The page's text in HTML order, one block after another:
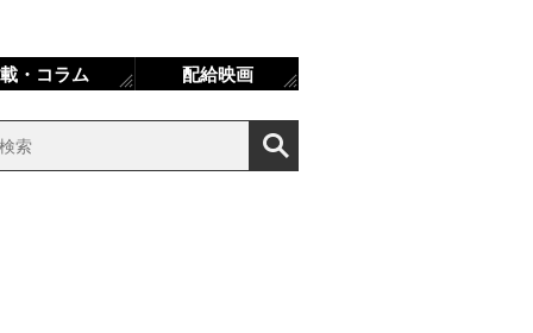
・コラム 配給映画